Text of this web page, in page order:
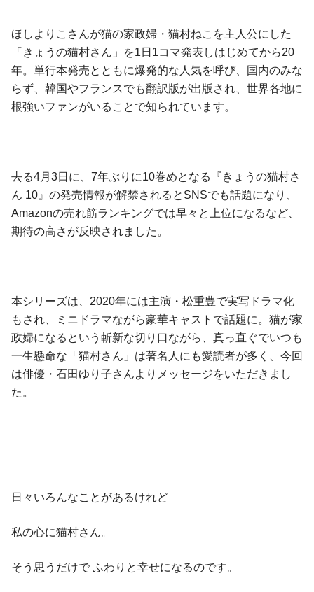
ほしよりこさんが猫の家政婦・猫村ねこを主人公にした
「きょうの猫村さん」を1日1コマ発表しはじめてから20
年。単行本発売とともに爆発的な人気を呼び、国内のみな
らず、韓国やフランスでも翻訳版が出版され、世界各地に
根強いファンがいることで知られています。
去る4月3日に、7年ぶりに10巻めとなる『きょうの猫村さ
ん 10』の発売情報が解禁されるとSNSでも話題になり、
Amazonの売れ筋ランキングでは早々と上位になるなど、
期待の高さが反映されました。
本シリーズは、2020年には主演・松重豊で実写ドラマ化
もされ、ミニドラマながら豪華キャストで話題に。猫が家
政婦になるという斬新な切り口ながら、真っ直ぐでいつも
一生懸命な「猫村さん」は著名人にも愛読者が多く、今回
は俳優・石田ゆり子さんよりメッセージをいただきまし
た。
日々いろんなことがあるけれど
私の心に猫村さん。
そう思うだけで ふわりと幸せになるのです。